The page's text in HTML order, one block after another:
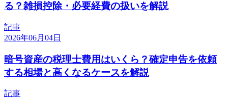
る？雑損控除・必要経費の扱いを解説
記事
2026年06月04日
暗号資産の税理士費用はいくら？確定申告を依頼
する相場と高くなるケースを解説
記事